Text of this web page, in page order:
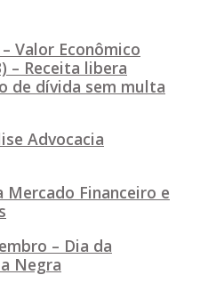
Valor Econômico
– Receita libera
de dívida sem multa
Advocacia
Mercado Financeiro e
– Dia da
Negra